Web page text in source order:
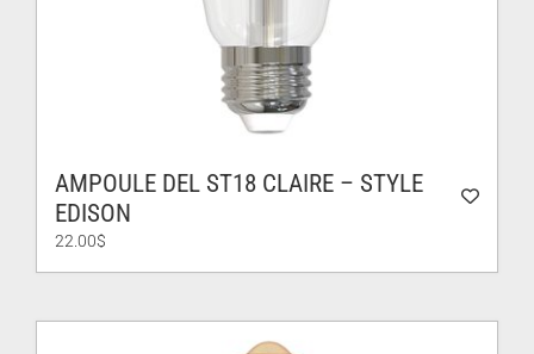
AMPOULE DEL ST18 CLAIRE – STYLE
EDISON
22.00$